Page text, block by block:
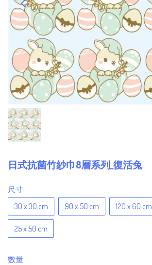
日式抗菌竹紗巾8層系列_復活兔
尺寸
30 x 30 cm
90 x 50 cm 120 x 60 cm
25 x 50 cm
數量